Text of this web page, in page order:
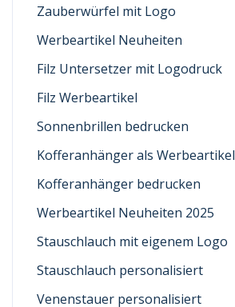
Zauberwürfel mit Logo
Werbeartikel Neuheiten
Filz Untersetzer mit Logodruck
Filz Werbeartikel
Sonnenbrillen bedrucken
Kofferanhänger als Werbeartikel
Kofferanhänger bedrucken
Werbeartikel Neuheiten 2025
Stauschlauch mit eigenem Logo
Stauschlauch personalisiert
Venenstauer personalisiert